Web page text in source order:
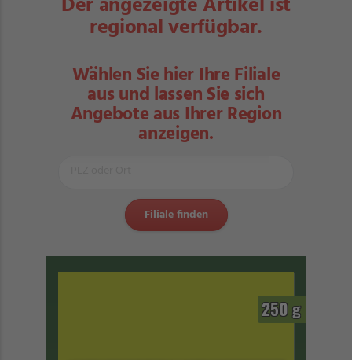
regional verfügbar.
Wählen Sie hier Ihre Filiale
aus und lassen Sie sich
Angebote aus Ihrer Region
anzeigen.
250 g